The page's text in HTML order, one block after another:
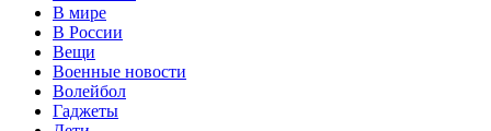
В мире
В России
Вещи
Военные новости
Волейбол
Гаджеты